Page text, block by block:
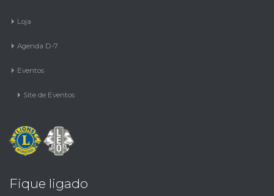
Agenda D-7
Eventos
Site de Eventos
Fique ligado